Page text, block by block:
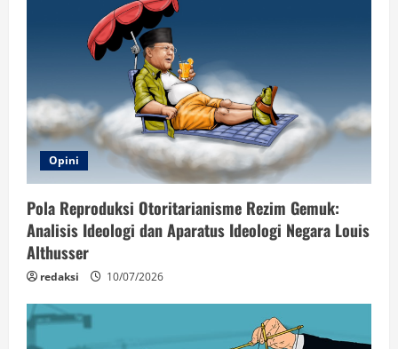
Opini
Pola Reproduksi Otoritarianisme Rezim Gemuk:
Analisis Ideologi dan Aparatus Ideologi Negara Louis
Althusser
redaksi 10/07/2026